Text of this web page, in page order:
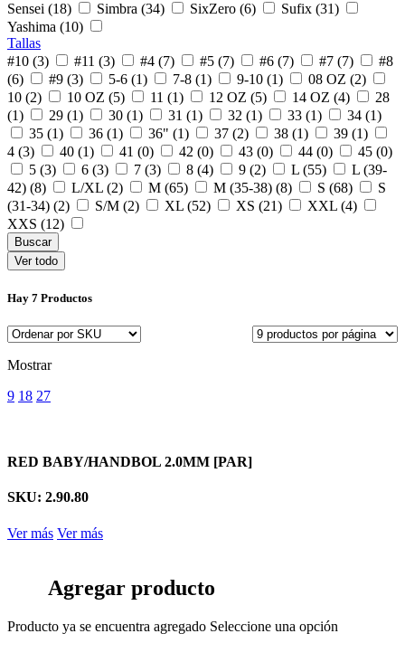
Sensei (18)
Simbra (34) SixZero (6)
Sufix (31)
Yashima (10)
Tallas
#10 (3)
#11 (3) #4 (7) #5 (7) #6 (7) #7 (7)
#8
(6)
#9 (3) 5-6 (1) 7-8 (1) 9-10 (1)
08 OZ (2)
10 (2)
10 OZ (5) 11 (1) 12 OZ (5) 14 OZ (4)
28
(1)
29 (1) 30 (1) 31 (1) 32 (1) 33 (1)
34 (1)
35 (1)
36 (1) 36" (1) 37 (2) 38 (1)
39 (1)
4 (3)
40 (1) 41 (0) 42 (0) 43 (0) 44 (0)
45 (0)
5 (3)
6 (3) 7 (3) 8 (4) 9 (2) L (55)
L (39-
42) (8)
L/XL (2) M (65) M (35-38) (8) S (68)
S
(31-34) (2)
S/M (2) XL (52) XS (21)
XXL (4)
XXS (12)
Ver todo
Hay 7 Productos
Mostrar
9 18 27
RED BABY/HANDBOL 2.0MM [PAR]
SKU: 2.90.80
Ver más Ver más
Agregar producto
Producto ya se encuentra agregado Seleccione una opción